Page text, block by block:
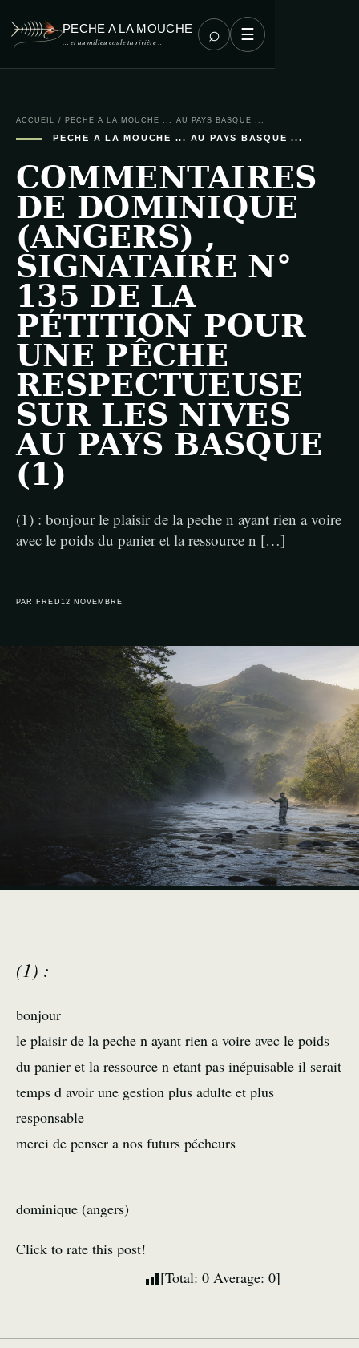
PECHE A LA MOUCHE
… et au milieu coule ta rivière … ⌕ ☰
ACCUEIL / PECHE A LA MOUCHE ... AU PAYS BASQUE ...
PECHE A LA MOUCHE ... AU PAYS BASQUE ...
COMMENTAIRES
DE DOMINIQUE
(ANGERS) ,
SIGNATAIRE N°
135 DE LA
PÉTITION POUR
UNE PÊCHE
RESPECTUEUSE
SUR LES NIVES
AU PAYS BASQUE
(1)
(1) : bonjour le plaisir de la peche n ayant rien a voire
avec le poids du panier et la ressource n […]
PAR FRED 12 NOVEMBRE
(1) :
bonjour
le plaisir de la peche n ayant rien a voire avec le poids
du panier et la ressource n etant pas inépuisable il serait
temps d avoir une gestion plus adulte et plus
responsable
merci de penser a nos futurs pécheurs
dominique (angers)
Click to rate this post!
[Total: 0 Average: 0]